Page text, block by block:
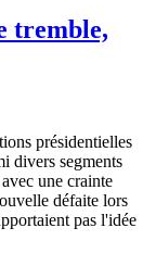
tremble,
présidentielles
divers segments
une crainte
défaite lors
pas l'idée